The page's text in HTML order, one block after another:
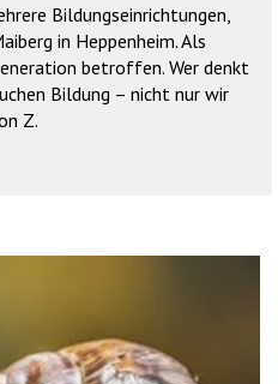
Bildungseinrichtungen,
in Heppenheim. Als
betroffen. Wer denkt
Bildung – nicht nur wir
Z.